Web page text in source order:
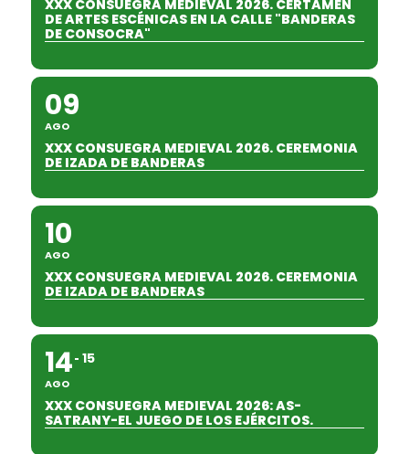
XXX CONSUEGRA MEDIEVAL 2026. CERTAMEN
DE ARTES ESCÉNICAS EN LA CALLE "BANDERAS
DE CONSOCRA"
09
AGO
XXX CONSUEGRA MEDIEVAL 2026. CEREMONIA
DE IZADA DE BANDERAS
10
AGO
XXX CONSUEGRA MEDIEVAL 2026. CEREMONIA
DE IZADA DE BANDERAS
14
AGO
15
XXX CONSUEGRA MEDIEVAL 2026: AS-
SATRANY-EL JUEGO DE LOS EJÉRCITOS.